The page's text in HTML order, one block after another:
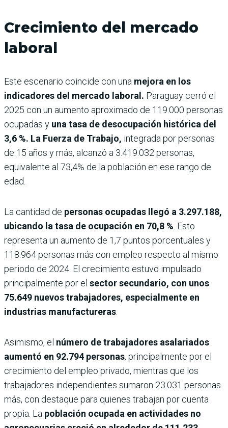
Crecimiento del mercado
laboral
Este escenario coincide con una mejora en los
indicadores del mercado laboral. Paraguay cerró el
2025 con un aumento aproximado de 119.000 personas
ocupadas y una tasa de desocupación histórica del
3,6 %. La Fuerza de Trabajo, integrada por personas
de 15 años y más, alcanzó a 3.419.032 personas,
equivalente al 73,4% de la población en ese rango de
edad.
La cantidad de personas ocupadas llegó a 3.297.188,
ubicando la tasa de ocupación en 70,8 % . Esto
representa un aumento de 1,7 puntos porcentuales y
118.964 personas más con empleo respecto al mismo
periodo de 2024. El crecimiento estuvo impulsado
principalmente por el sector secundario, con unos
75.649 nuevos trabajadores, especialmente en
industrias manufactureras
Asimismo, el número de trabajadores asalariados
aumentó en 92.794 personas, principalmente por el
crecimiento del empleo privado, mientras que los
trabajadores independientes sumaron 23.031 personas
más, con destaque para quienes trabajan por cuenta
propia. La población ocupada en actividades no